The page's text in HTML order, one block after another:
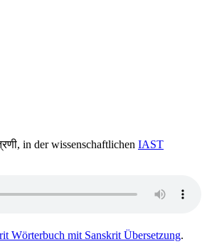
in der wissenschaftlichen IAST
Wörterbuch mit Sanskrit Übersetzung.